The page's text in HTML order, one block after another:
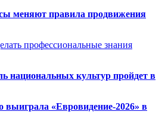
меняют правила продвижения
профессиональные знания
национальных культур пройдет в
выиграла «Евровидение-2026» в